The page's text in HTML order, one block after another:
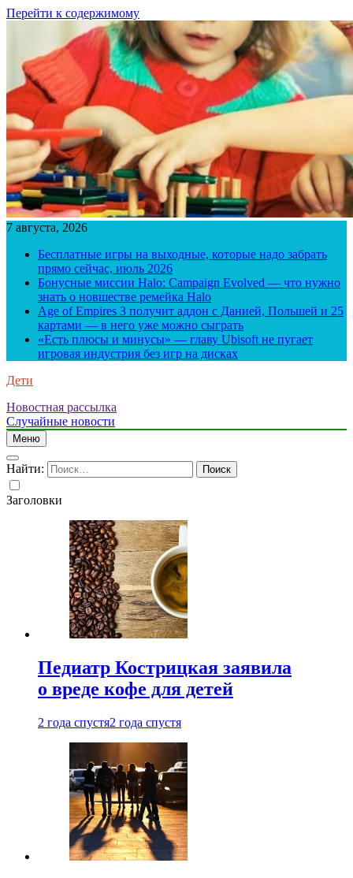
Перейти к содержимому
7 августа, 2026
Бесплатные игры на выходные, которые надо забрать
прямо сейчас, июль 2026
Бонусные миссии Halo: Campaign Evolved — что нужно
знать о новшестве ремейка Halo
Age of Empires 3 получит аддон с Данией, Польшей и 25
картами — в него уже можно сыграть
«Есть плюсы и минусы» — главу Ubisoft не пугает
игровая индустрия без игр на дисках
Дети
Новостная рассылка
Случайные новости
Меню
Найти:
Заголовки
Педиатр Кострицкая заявила
о вреде кофе для детей
2 года спустя2 года спустя